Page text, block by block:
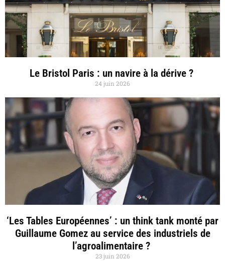
Le Bristol Paris : un navire à la dérive ?
24 juin 2026
‘Les Tables Européennes’ : un think tank monté par
Guillaume Gomez au service des industriels de
l’agroalimentaire ?
23 juin 2026